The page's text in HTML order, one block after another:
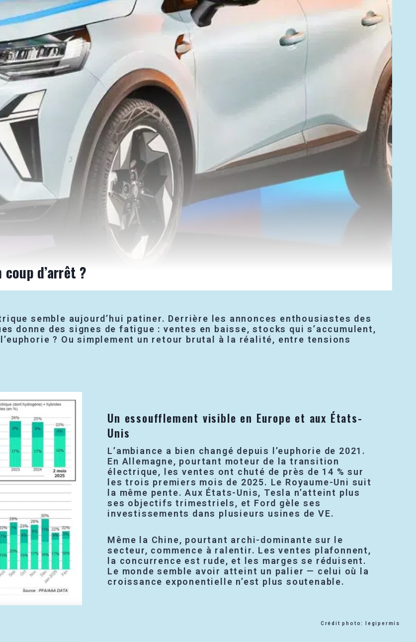
d’arrêt ?
semble aujourd’hui patiner. Derrière les annonces enthousiastes des
donne des signes de fatigue : ventes en baisse, stocks qui s’accumulent,
? Ou simplement un retour brutal à la réalité, entre tensions
Un essoufflement visible en Europe et aux États-
Unis
L’ambiance a bien changé depuis l’euphorie de 2021.
En Allemagne, pourtant moteur de la transition
électrique, les ventes ont chuté de près de 14 % sur
les trois premiers mois de 2025. Le Royaume-Uni suit
la même pente. Aux États-Unis, Tesla n’atteint plus
ses objectifs trimestriels, et Ford gèle ses
investissements dans plusieurs usines de VE.
Même la Chine, pourtant archi-dominante sur le
secteur, commence à ralentir. Les ventes plafonnent,
la concurrence est rude, et les marges se réduisent.
Le monde semble avoir atteint un palier — celui où la
croissance exponentielle n’est plus soutenable.
Crédit photo: legipermis